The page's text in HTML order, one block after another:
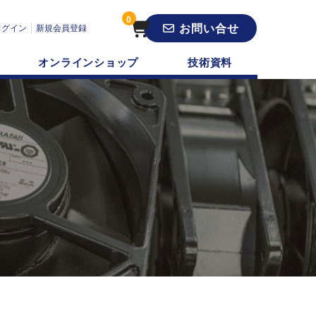
グイン 新規会員登録
0
お問い合せ
オンラインショップ 技術資料